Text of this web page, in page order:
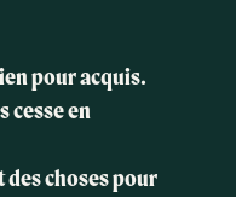
pour acquis.
cesse en
chosespour